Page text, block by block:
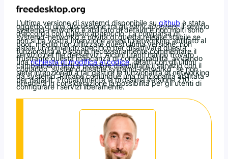
L’ultima versione di systemd disponibile su github è stata
oggetto di una discussione tra gliearly adopters:il sevizio
systemd-networkd è abilitato di default e non molti sono
d’accordo con questo approccio. La comparsa di
systemd-networkd è novità di questa release stabile se
non si ha vostra intenzione avere il networking abilitato al
boot, meglio non utilizzare quest’ultima versione; non
esiste un comando specifico per disattivare questa
funzionalità e bisogna necessariamente commentare il
servizio nel file dei servizi. Alcuni utenti hanno trovato
frustrante questa mancanza di configurabilità, avviando
unarichiesta di modifica al codice, difatti con gli ultimi
cambiamenti fatti è possibile disabilitare il servizio con il
comando “systemd disable systemd-networkd” se non
siete intenzionati a far gestire le funzionalità di networking
da systemd. Rimane comunque una funzionalità abilitata
per default. Probabilmente la prossima versione 210
prenderà in considerazione la possibilità per gli utenti di
configurare i servizi liberamente.